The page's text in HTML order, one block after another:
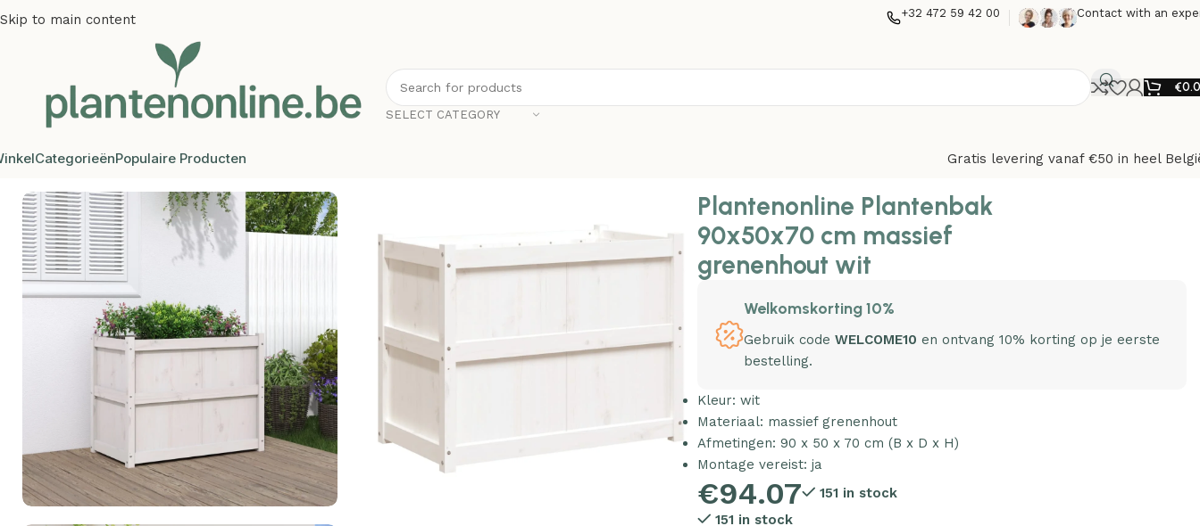
Skip to main content +32 472 59 42 00 Contact with an
SELECT CATEGORY
€
CategorieënPopulaire Producten
Gratis levering vanaf €50 in heel
Plantenbakken
Plantenonline Plantenbak
90x50x70 cm massief
grenenhout wit
Welkomskorting 10%
Gebruik codeWELCOME10 en ontvang 10% korting op je eerste
bestelling.
Kleur: wit
Materiaal: massief grenenhout
Afmetingen: 90 x 50 x 70 cm (B x D x H)
Montage vereist: ja
€94.07
151 in stock
151 in stock